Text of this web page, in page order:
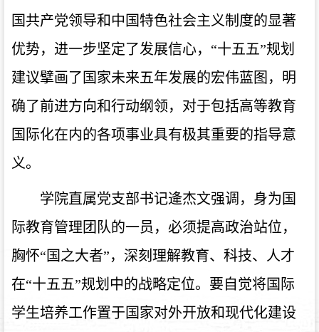
国共产党领导和中国特色社会主义制度的显著
优势，进一步坚定了发展信心，“十五五”规划
建议擘画了国家未来五年发展的宏伟蓝图，明
确了前进方向和行动纲领，对于包括高等教育
国际化在内的各项事业具有极其重要的指导意
义。
学院直属党支部书记逄杰文强调，身为国
际教育管理团队的一员，必须提高政治站位，
胸怀“国之大者”，深刻理解教育、科技、人才
在“十五五”规划中的战略定位。要自觉将国际
学生培养工作置于国家对外开放和现代化建设